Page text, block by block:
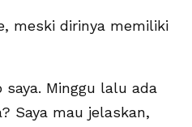
meski dirinya memiliki
saya. Minggu lalu ada
Saya mau jelaskan,